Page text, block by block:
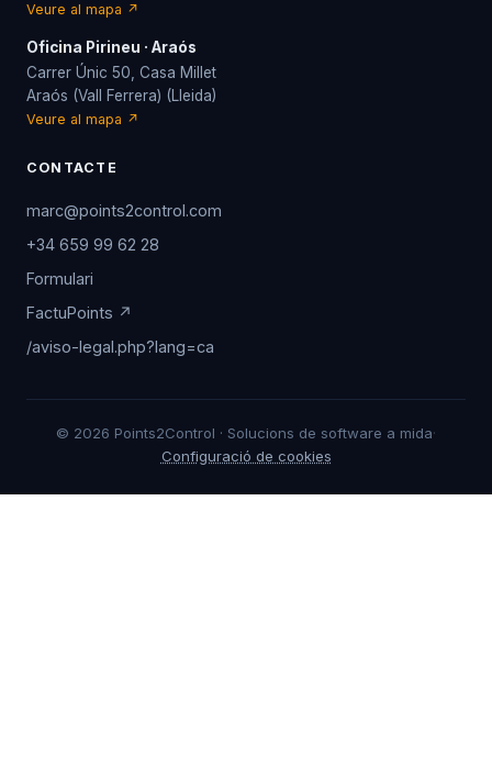
Veure al mapa ↗
Oficina Pirineu · Araós
Carrer Únic 50, Casa Millet
Araós (Vall Ferrera) (Lleida)
Veure al mapa ↗
CONTACTE
marc@points2control.com
+34 659 99 62 28
Formulari
FactuPoints ↗
/aviso-legal.php?lang=ca
© 2026 Points2Control · Solucions de software a mida·
Configuració de cookies